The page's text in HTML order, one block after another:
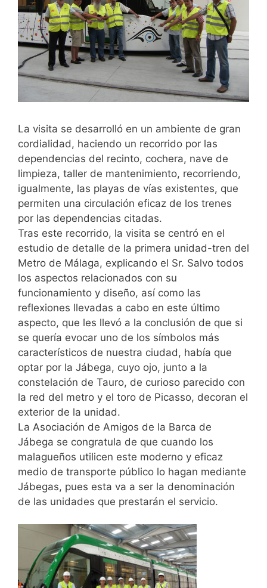
La visita se desarrolló en un ambiente de gran
cordialidad, haciendo un recorrido por las
dependencias del recinto, cochera, nave de
limpieza, taller de mantenimiento, recorriendo,
igualmente, las playas de vías existentes, que
permiten una circulación eficaz de los trenes
por las dependencias citadas.
Tras este recorrido, la visita se centró en el
estudio de detalle de la primera unidad-tren del
Metro de Málaga, explicando el Sr. Salvo todos
los aspectos relacionados con su
funcionamiento y diseño, así como las
reflexiones llevadas a cabo en este último
aspecto, que les llevó a la conclusión de que si
se quería evocar uno de los símbolos más
característicos de nuestra ciudad, había que
optar por la Jábega, cuyo ojo, junto a la
constelación de Tauro, de curioso parecido con
la red del metro y el toro de Picasso, decoran el
exterior de la unidad.
La Asociación de Amigos de la Barca de
Jábega se congratula de que cuando los
malagueños utilicen este moderno y eficaz
medio de transporte público lo hagan mediante
Jábegas, pues esta va a ser la denominación
de las unidades que prestarán el servicio.